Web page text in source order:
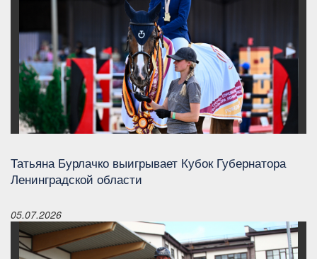
Татьяна Бурлачко выигрывает Кубок Губернатора
Ленинградской области
05.07.2026